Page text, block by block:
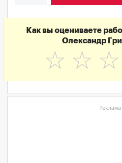
Как вы оцениваете
Олександр
☆
☆
☆
Реклама